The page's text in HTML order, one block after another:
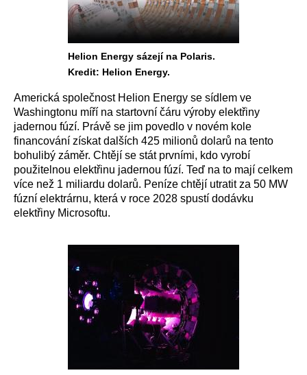
Helion Energy sázejí na Polaris.
Kredit: Helion Energy.
Americká společnost Helion Energy se sídlem ve
Washingtonu míří na startovní čáru výroby elektřiny
jadernou fúzí. Právě se jim povedlo v novém kole
financování získat dalších 425 milionů dolarů na tento
bohulibý záměr. Chtějí se stát prvními, kdo vyrobí
použitelnou elektřinu jadernou fúzí. Teď na to mají celkem
více než 1 miliardu dolarů. Peníze chtějí utratit za 50 MW
fúzní elektrárnu, která v roce 2028 spustí dodávku
elektřiny Microsoftu.